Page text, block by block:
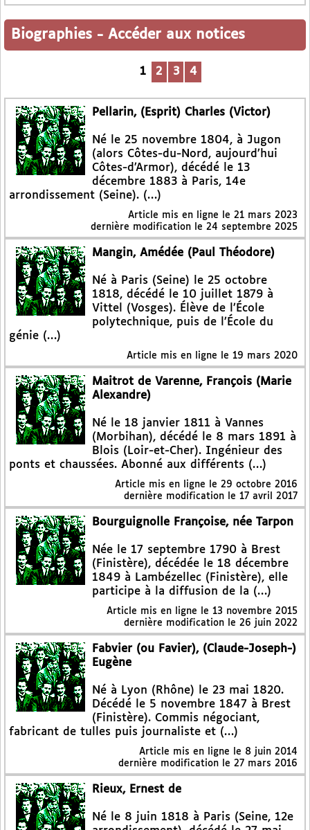
Biographies - Accéder aux notices
1 2 3 4
Pellarin, (Esprit) Charles (Victor)
Né le 25 novembre 1804, à Jugon
(alors Côtes-du-Nord, aujourd’hui
Côtes-d’Armor), décédé le 13
décembre 1883 à Paris, 14e
arrondissement (Seine). (…)
Article mis en ligne le 21 mars 2023
dernière modification le 24 septembre 2025
Mangin, Amédée (Paul Théodore)
Né à Paris (Seine) le 25 octobre
1818, décédé le 10 juillet 1879 à
Vittel (Vosges). Élève de l’École
polytechnique, puis de l’École du
génie (…)
Article mis en ligne le 19 mars 2020
Maitrot de Varenne, François (Marie
Alexandre)
Né le 18 janvier 1811 à Vannes
(Morbihan), décédé le 8 mars 1891 à
Blois (Loir-et-Cher). Ingénieur des
ponts et chaussées. Abonné aux différents (…)
Article mis en ligne le 29 octobre 2016
dernière modification le 17 avril 2017
Bourguignolle Françoise, née Tarpon
Née le 17 septembre 1790 à Brest
(Finistère), décédée le 18 décembre
1849 à Lambézellec (Finistère), elle
participe à la diffusion de la (…)
Article mis en ligne le 13 novembre 2015
dernière modification le 26 juin 2022
Fabvier (ou Favier), (Claude-Joseph-)
Eugène
Né à Lyon (Rhône) le 23 mai 1820.
Décédé le 5 novembre 1847 à Brest
(Finistère). Commis négociant,
fabricant de tulles puis journaliste et (…)
Article mis en ligne le 8 juin 2014
dernière modification le 27 mars 2016
Rieux, Ernest de
Né le 8 juin 1818 à Paris (Seine, 12e